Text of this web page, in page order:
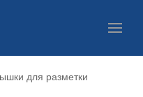
для разметки